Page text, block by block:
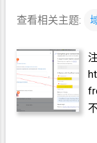
查看相关主题: